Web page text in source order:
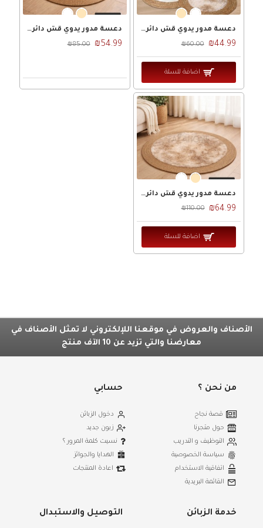
دعسة مدور يدوي قش دائري مع ريش في الوسط 80 سم
₪44.99
₪60.00
اضافة للسلة
دعسة مدور يدوي قش دائري مع ريش في الوسط 100 سم
₪54.99
₪85.00
دعسة مدور يدوي قش دائري مع ريش في الوسط 120 سم
₪64.99
₪110.00
اضافة للسلة
الأصناف والعروض في موقعنا اللإلكتروني لا تمثل الأصناف في
معارضنا والتي تزيد عن 10 الآف منتج
من نحن ؟
قصة نجاح
حول متجرنا
التوظيف و التدريب
سياسة الخصوصية
اتفاقية الاستخدام
القائمة البريدية
حسابي
دخول الزبائن
زبون جديد
نسيت كلمة المرور ؟
الهدايا والجوائز
اعادة المنتجات
خدمة الزبائن التوصيل والاستبدال